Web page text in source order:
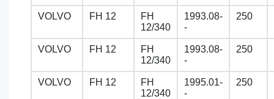
VOLVO FH 12
FH
12/340
1993.08-
-
250
VOLVO FH 12
FH
12/340
1993.08-
-
250
VOLVO FH 12
FH
12/340
1995.01-
-
250